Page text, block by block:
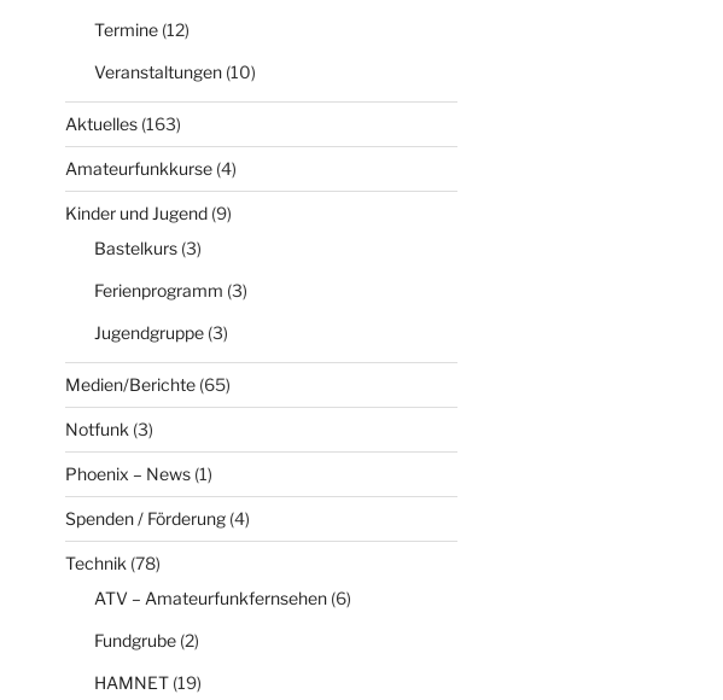
Termine(12)
Veranstaltungen(10)
Aktuelles(163)
Amateurfunkkurse(4)
Kinder und Jugend(9)
Bastelkurs(3)
Ferienprogramm (3)
Jugendgruppe(3)
Medien/Berichte(65)
Notfunk (3)
Phoenix – News(1)
Spenden / Förderung(4)
Technik (78)
ATV – Amateurfunkfernsehen(6)
Fundgrube(2)
HAMNET(19)